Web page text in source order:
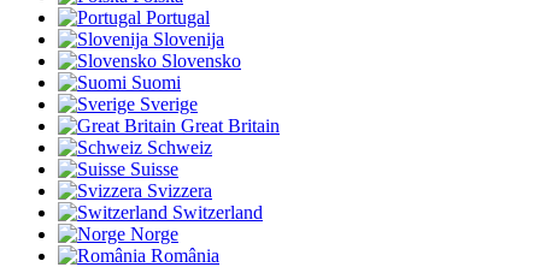
Portugal
Slovenija
Slovensko
Suomi
Sverige
Great Britain
Schweiz
Suisse
Svizzera
Switzerland
Norge
România